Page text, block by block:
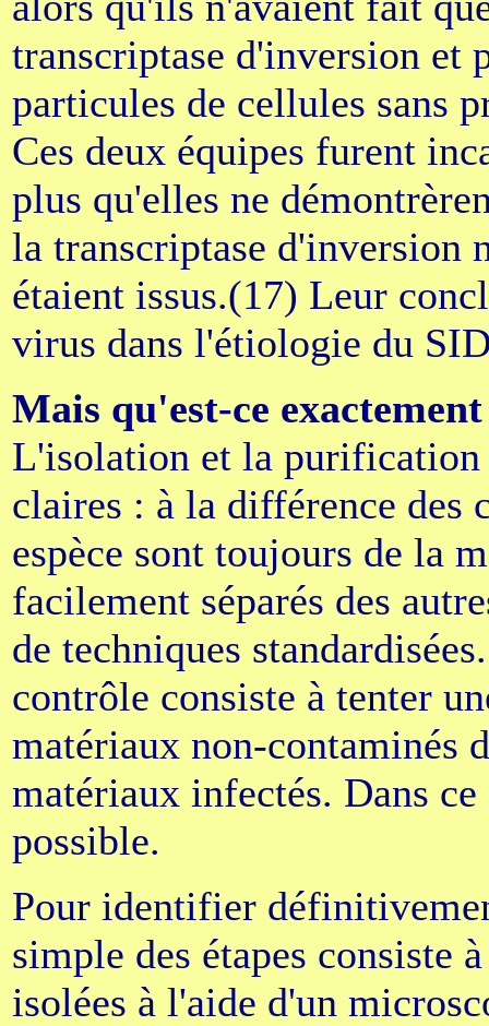
transcriptase d'inversion et
particules de cellules sans
Ces deux équipes furent
plus qu'elles ne
la transcriptase d'inversion
étaient issus.(17) Leur
virus dans l'étiologie du
Mais qu'est-ce
L'isolation et la purification
claires : à la différence des
espèce sont toujours de la
facilement séparés des
de techniques
contrôle consiste à tenter
matériaux non-contaminés
matériaux infectés. Dans
possible.
Pour identifier
simple des étapes consiste
isolées à l'aide d'un